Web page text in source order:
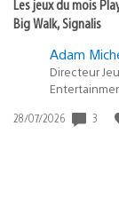
Les jeux du mois
Big Walk, Signalis
Adam
Directeur
Date
28/07/2026 3